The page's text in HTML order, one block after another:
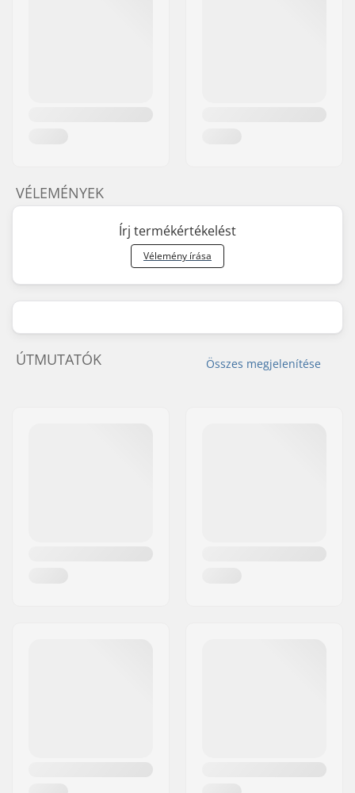
VÉLEMÉNYEK
Írj termékértékelést
Vélemény írása
Összes megjelenítése
ÚTMUTATÓK